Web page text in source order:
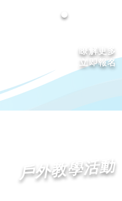
瞭解更多
立即報名
戶外教學活動
探索．成長．挑戰．友誼